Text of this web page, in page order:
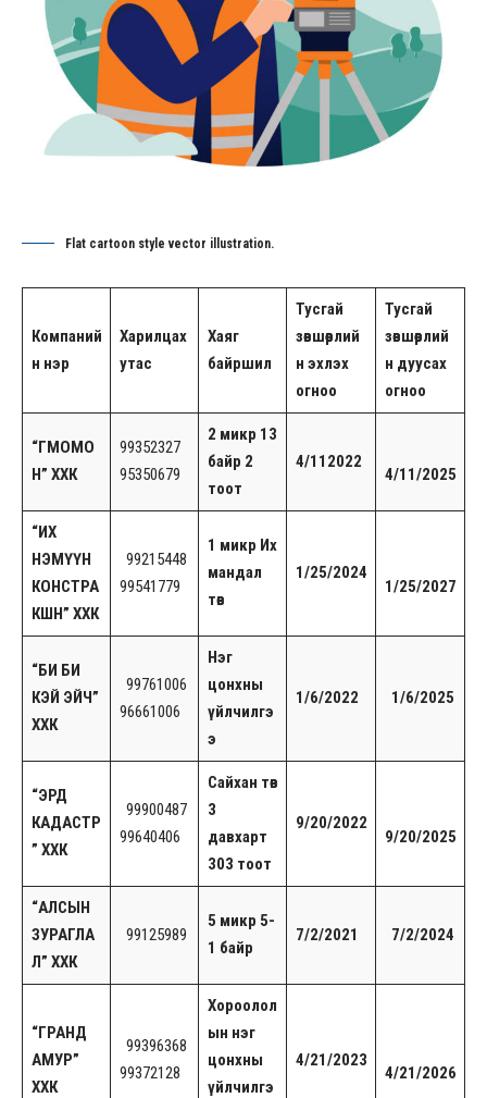
Flat cartoon style vector illustration.
Компаний
н нэр
Харилцах
утас
Хаяг
байршил
Тусгай
зөвшөөрлий
н эхлэх
огноо
Тусгай
зөвшөөрлий
н дуусах
огноо
“ГМОМО
Н” ХХК
99352327
95350679
2 микр 13
байр 2
тоот
4/112022
4/11/2025
“ИХ
НЭМҮҮН
КОНСТРА
КШН” ХХК
99215448
99541779
1 микр Их
мандал
төв
1/25/2024
1/25/2027
“БИ БИ
КЭЙ ЭЙЧ”
ХХК
99761006
96661006
Нэг
цонхны
үйлчилгэ
э
1/6/2022 1/6/2025
“ЭРД
КАДАСТР
” ХХК
99900487
99640406
Сайхан төв
3
давхарт
303 тоот
9/20/2022
9/20/2025
“АЛСЫН
ЗУРАГЛА
Л” ХХК
99125989
5 микр 5-
1 байр
7/2/2021 7/2/2024
“ГРАНД
АМУР”
ХХК
99396368
99372128
Хороолол
ын нэг
цонхны
үйлчилгэ
4/21/2023
4/21/2026